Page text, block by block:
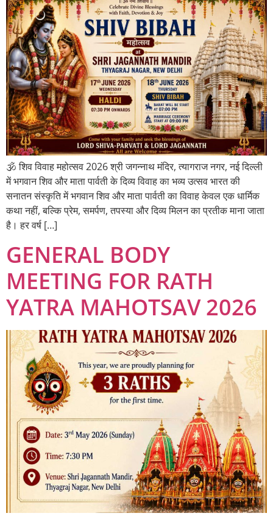
🕉️ शिव विवाह महोत्सव 2026 श्री जगन्नाथ मंदिर, त्यागराज नगर, नई दिल्ली
में भगवान शिव और माता पार्वती के दिव्य विवाह का भव्य उत्सव भारत की
सनातन संस्कृति में भगवान शिव और माता पार्वती का विवाह केवल एक धार्मिक
कथा नहीं, बल्कि प्रेम, समर्पण, तपस्या और दिव्य मिलन का प्रतीक माना जाता
है। हर वर्ष […]
GENERAL BODY
MEETING FOR RATH
YATRA MAHOTSAV 2026